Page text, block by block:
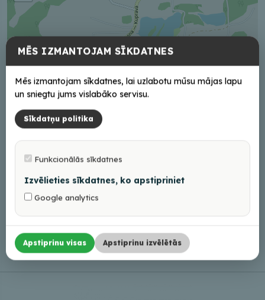
MĒS IZMANTOJAM SĪKDATNES
Mēs izmantojam sīkdatnes, lai uzlabotu mūsu mājas lapu
un sniegtu jums vislabāko servisu.
Sīkdatņu politika
Funkcionālās sīkdatnes
Izvēlieties sīkdatnes, ko apstipriniet
Google analytics
Apstiprinu visas Apstiprinu izvēlētās